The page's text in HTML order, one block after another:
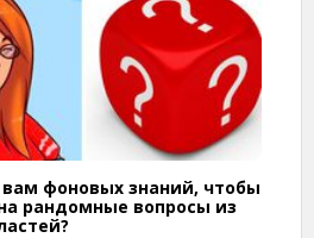
фоновых знаний, чтобы
рандомные вопросы из